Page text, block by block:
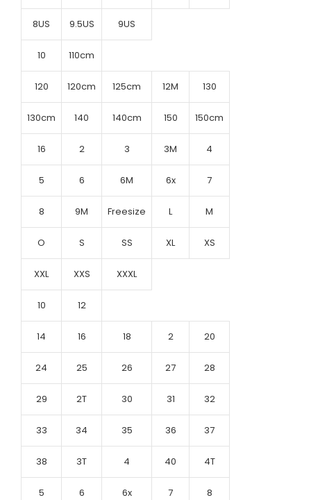
8US 9.5US 9US
10 110cm
120 120cm 125cm 12M 130
130cm 140 140cm 150 150cm
16 2 3 3M 4
5 6 6M 6x 7
8 9M Freesize L M
O S SS XL XS
XXL XXS XXXL
10 12
14 16 18 2 20
24 25 26 27 28
29 2T 30 31 32
33 34 35 36 37
38 3T 4 40 4T
5 6 6x 7 8